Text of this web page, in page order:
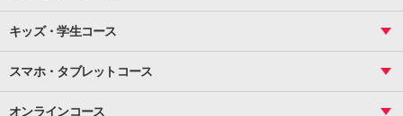
資料作成（基礎）
資料作成（応用）
Word
CS
サーティファイ
インターネット活用
メール活用
基礎
応用
Illustrator
基礎
応用
キッズ・学生コース
プライマリー（年長～小２）
スタンダード（小３～小６）
マインクラフト（年長～小６）
スマホ・タブレットコース
オンラインコース